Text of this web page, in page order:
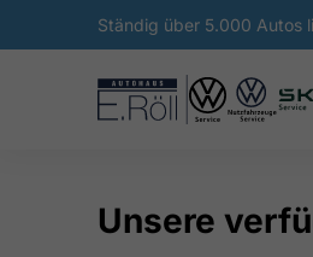
Ständig über 5.000 Autos
Unsere